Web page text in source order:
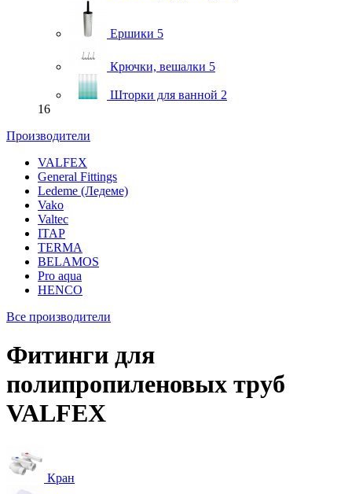
Ершики 5
Крючки, вешалки 5
Шторки для ванной 2
16
Производители
VALFEX
General Fittings
Ledeme (Ледеме)
Vako
Valtec
ITAP
TERMA
BELAMOS
Pro aqua
HENCO
Все производители
Фитинги для
полипропиленовых труб
VALFEX
Кран